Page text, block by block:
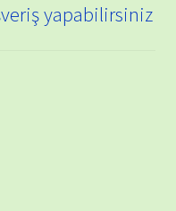
yapabilirsiniz